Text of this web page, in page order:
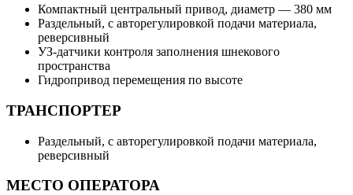
Компактный центральный привод, диаметр — 380 мм
Раздельный, с авторегулировкой подачи материала,
реверсивный
УЗ-датчики контроля заполнения шнекового
пространства
Гидропривод перемещения по высоте
ТРАНСПОРТЕР
Раздельный, с авторегулировкой подачи материала,
реверсивный
МЕСТО ОПЕРАТОРА